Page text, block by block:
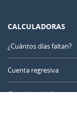
CALCULADORAS
¿Cuántos días faltan?
Cuenta regresiva
Contador de días